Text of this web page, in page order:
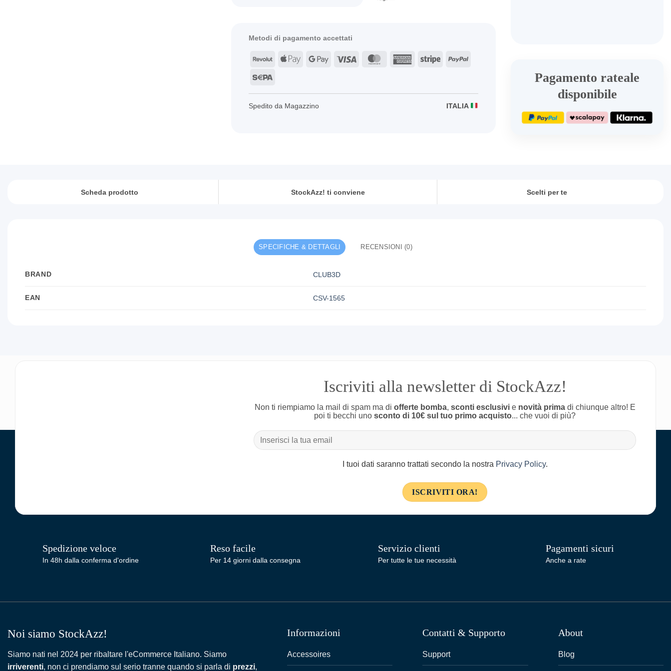
Metodi di pagamento accettati
RevolutApple
Google
Visa MasterCardAmericanStripe PayPal
Spedito da Magazzino ITALIA
Pagamento rateale
disponibile
Scheda prodotto StockAzz! ti conviene Scelti per te
SPECIFICHE & DETTAGLI RECENSIONI (0)
BRAND CLUB3D
EAN CSV-1565
Iscriviti alla newsletter di StockAzz!
Non ti riempiamo la mail di spam ma di offerte bomba, sconti esclusivie novità primadi chiunque altro! E
poi ti becchi uno sconto di 10€ sul tuo primo acquisto... che vuoi di più?
I tuoi dati saranno trattati secondo la nostra Privacy Policy.
Spedizione veloce
In 48h dalla conferma d'ordine
Reso facile
Per 14 giorni dalla consegna
Servizio clienti
Per tutte le tue necessità
Pagamenti sicuri
Anche a rate
Noi siamo StockAzz!
Siamo nati nel 2024 per ribaltare l'eCommerce Italiano. Siamo
irriverenti, non ci prendiamo sul serio tranne quando si parla di prezzi,
Informazioni
Accessoires
Contatti & Supporto
Support
About
Blog